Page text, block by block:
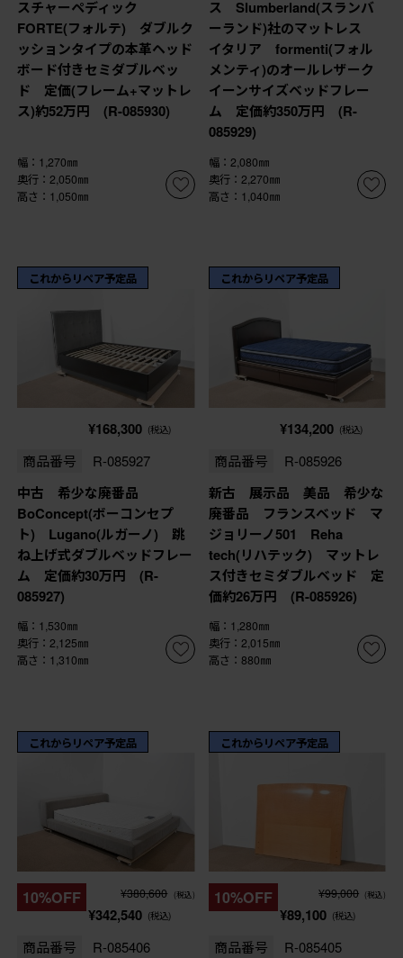
スチャーペディック
FORTE(フォルテ) ダブルク
ッションタイプの本革ヘッド
ボード付きセミダブルベッ
ド 定価(フレーム+マットレ
ス)約52万円 (R-085930)
幅：1,270㎜
奥行：2,050㎜
高さ：1,050㎜
ス Slumberland(スランバ
ーランド)社のマットレス
イタリア formenti(フォル
メンティ)のオールレザーク
イーンサイズベッドフレー
ム 定価約350万円 (R-
085929)
幅：2,080㎜
奥行：2,270㎜
高さ：1,040㎜
これからリペア予定品
¥168,300 (税込)
商品番号 R-085927
中古 希少な廃番品
BoConcept(ボーコンセプ
ト) Lugano(ルガーノ) 跳
ね上げ式ダブルベッドフレー
ム 定価約30万円 (R-
085927)
幅：1,530㎜
奥行：2,125㎜
高さ：1,310㎜
これからリペア予定品
¥134,200 (税込)
商品番号 R-085926
新古 展示品 美品 希少な
廃番品 フランスベッド マ
ジョリーノ501 Reha
tech(リハテック) マットレ
ス付きセミダブルベッド 定
価約26万円 (R-085926)
幅：1,280㎜
奥行：2,015㎜
高さ：880㎜
これからリペア予定品
10%OFF ¥380,600 (税込)
¥342,540 (税込)
商品番号 R-085406
これからリペア予定品
10%OFF ¥99,000 (税込)
¥89,100 (税込)
商品番号 R-085405